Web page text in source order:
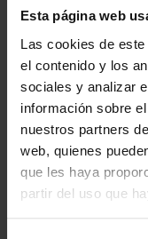
Esta página web
Las cookies de
el contenido y los
sociales y analizar
información sobre
nuestros partners
web, quienes
que les haya
partir del uso que